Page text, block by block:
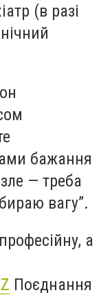
(в разі
бажання
— треба
вагу”.
а
Поєднання